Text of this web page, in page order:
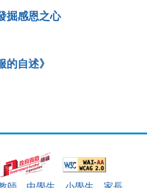
掘感恩之心
的自述》